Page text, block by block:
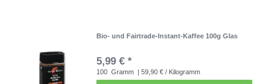
Bio- und Fairtrade-Instant-Kaffee 100g Glas
5,99 € *
100 Gramm | 59,90 € / Kilogramm